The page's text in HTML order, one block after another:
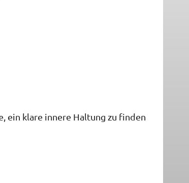
ein klare innere Haltung zu finden